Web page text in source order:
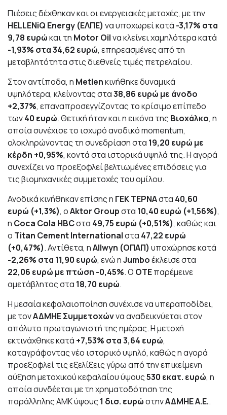
Πιέσεις δέχθηκαν και οι ενεργειακές μετοχές, με την
HELLENiQ Energy (ΕΛΠΕ) να υποχωρεί κατά -3,17% στα
9,78 ευρώκαι τη Motor Oilνα κλείνει χαμηλότερα κατά
-1,93% στα 34,62 ευρώ, επηρεασμένες από τη
μεταβλητότητα στις διεθνείς τιμές πετρελαίου.
Στον αντίποδα, η Metlenκινήθηκε δυναμικά
υψηλότερα, κλείνοντας στα38,86 ευρώ με άνοδο
+2,37%, επαναπροσεγγίζοντας το κρίσιμο επίπεδο
των40 ευρώ. Θετική ήταν και η εικόνα της Βιοχάλκο, η
οποία συνέχισε το ισχυρό ανοδικό momentum,
ολοκληρώνοντας τη συνεδρίαση στα 19,20 ευρώ με
κέρδη +0,95%, κοντά στα ιστορικά υψηλά της. Η αγορά
συνεχίζει να προεξοφλεί βελτιωμένες επιδόσεις για
τις βιομηχανικές συμμετοχές του ομίλου.
Ανοδικά κινήθηκαν επίσης η ΓΕΚ ΤΕΡΝΑστα 40,60
ευρώ (+1,3%), οAktor Groupστα 10,40 ευρώ (+1,56%),
η Coca Cola HBCστα 49,75 ευρώ (+0,51%), καθώς και
ο Titan Cement Internationalστα 47,22 ευρώ
(+0,47%). Αντίθετα, ηAllwyn (ΟΠΑΠ) υποχώρησε κατά
-2,26% στα 11,90 ευρώ, ενώ ηJumboέκλεισε στα
22,06 ευρώ με πτώση -0,45%. Ο ΟΤΕπαρέμεινε
αμετάβλητος στα 18,70 ευρώ.
Η μεσαία κεφαλαιοποίηση συνέχισε να υπεραποδίδει,
με τονΑΔΜΗΕ Συμμετοχώννα αναδεικνύεται στον
απόλυτο πρωταγωνιστή της ημέρας. Η μετοχή
εκτινάχθηκε κατά +7,53% στα 3,64 ευρώ,
καταγράφοντας νέο ιστορικό υψηλό, καθώς η αγορά
προεξοφλεί τις εξελίξεις γύρω από την επικείμενη
αύξηση μετοχικού κεφαλαίου ύψους530 εκατ. ευρώ, η
οποία συνδέεται με τη χρηματοδότηση της
παράλληλης ΑΜΚ ύψους 1 δισ. ευρώστηνΑΔΜΗΕ Α.Ε..